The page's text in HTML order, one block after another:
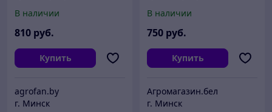
В наличии
810 руб.
Купить
agrofan.by
г. Минск
(универсальная)
В наличии
750 руб.
Купить
Агромагазин.бел
г. Минск